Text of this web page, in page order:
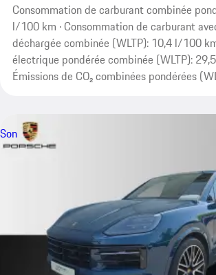
Consommation de carburant combinée
l/100 km · Consommation de carburant
déchargée combinée (WLTP): 10,4 l/100
électrique pondérée combinée (WLTP):
Émissions de CO₂ combinées pondérées
Son